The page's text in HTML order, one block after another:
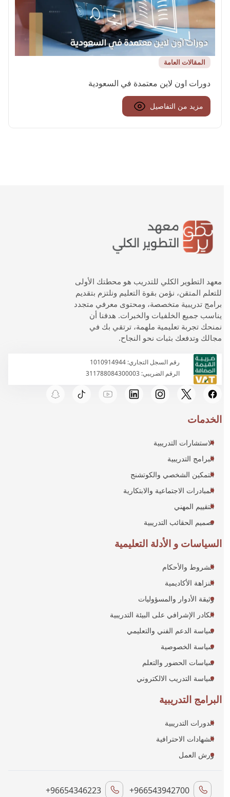
المقالات العامة
دورات اون لاين معتمدة في السعودية
مزيد من التفاصيل
معهد التطوير الكلي للتدريب هو محطتك الأولى
للتعلم المتقن، نؤمن بقوة التعليم ونلتزم بتقديم
برامج تدريبية متخصصة، ومحتوى معرفي متجدد
يناسب جميع الخلفيات والخبرات. هدفنا أن
نمنحك تجربة تعليمية ملهمة، ترتقي بك في
مجالك وتدفعك بثبات نحو النجاح.
رقم السجل التجاري: 1010914944
الرقم الضريبي: 311788084300003
الخدمات
الاستشارات التدريبية
البرامج التدريبية
التمكين الشخصي والكوتشنج
المبادرات الاجتماعية والابتكارية
التقييم المهني
تصميم الحقائب التدريبية
السياسات و الأدلة التعليمية
الشروط والأحكام
النزاهة الأكاديمية
وثيقة الأدوار والمسؤوليات
الكادر الإشرافي على البيئة التدريبية
سياسة الدعم الفني والتعليمي
سياسة الخصوصية
سياسات الحضور والتعلم
سياسة التدريب الالكتروني
البرامج التدريبية
الدورات التدريبية
الشهادات الاحترافية
ورش العمل
+966543942700
+96654346223